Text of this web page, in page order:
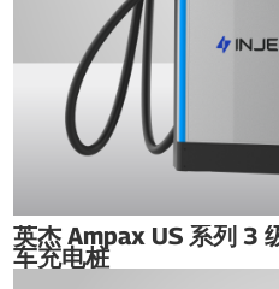
英杰 Ampax US 系列 3
车充电桩